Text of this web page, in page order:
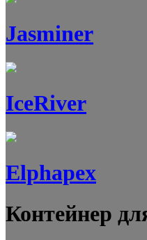
Jasminer
IceRiver
Elphapex
Контейнер